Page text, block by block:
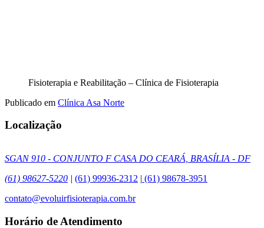
Fisioterapia e Reabilitação – Clínica de Fisioterapia
Publicado em Clínica Asa Norte
Localização
SGAN 910 - CONJUNTO F CASA DO CEARÁ, BRASÍLIA - DF
(61) 98627-5220 | (61) 99936-2312 | (61) 98678-3951
contato@evoluirfisioterapia.com.br
Horário de Atendimento